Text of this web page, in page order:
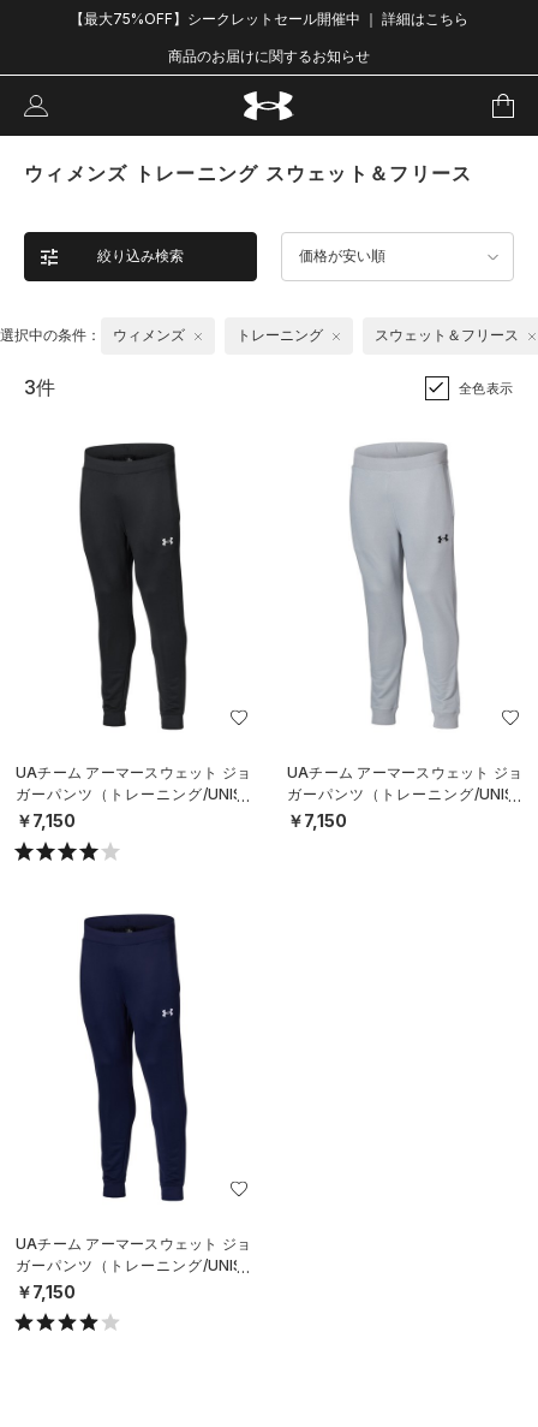
【最大75%OFF】シークレットセール開催中 ｜ 詳細はこちら
商品のお届けに関するお知らせ
ウィメンズ トレーニング スウェット＆フリース
絞り込み検索 価格が安い順
選択中の条件： ウィメンズ トレーニング スウェット＆フリース
3件 全色表示
UAチーム アーマースウェット ジョ
ガーパンツ（トレーニング/UNISE
X）
￥7,150
UAチーム アーマースウェット ジョ
ガーパンツ（トレーニング/UNISE
X）
￥7,150
UAチーム アーマースウェット ジョ
ガーパンツ（トレーニング/UNISE
X）
￥7,150